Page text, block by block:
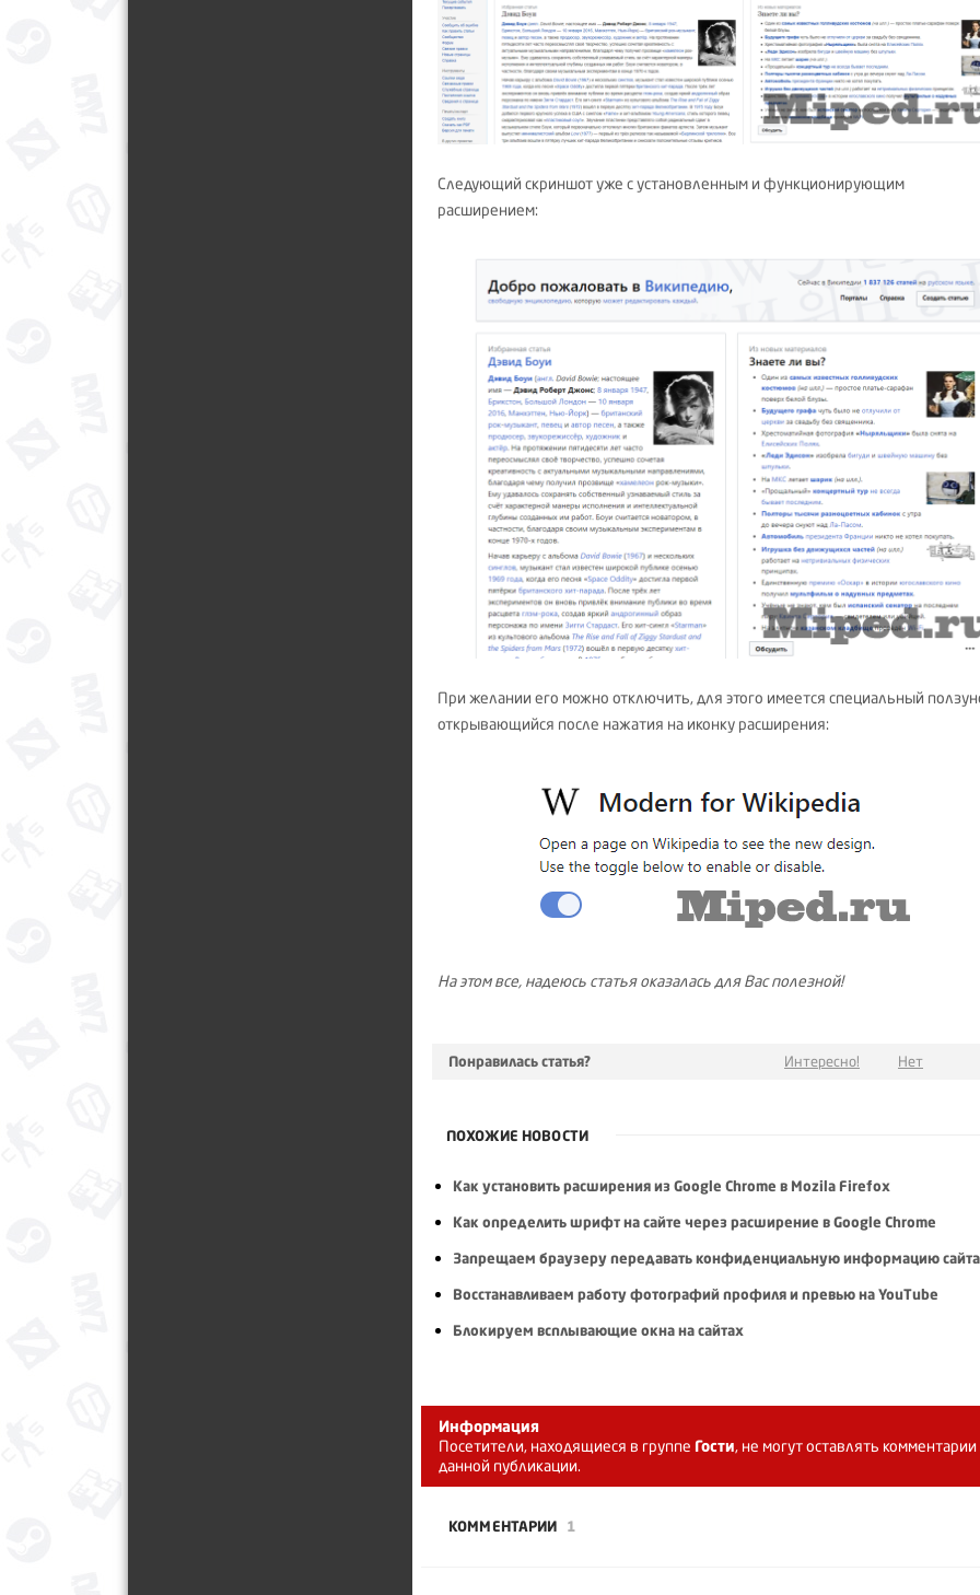
Следующий скриншот уже с установленным и функционирующим
расширением:
При желании его можно отключить, для этого имеется специальный
открывающийся после нажатия на иконку расширения:
На этом все, надеюсь статья оказалась для Вас полезной!
Понравилась статья? Интересно! Нет
ПОХОЖИЕ НОВОСТИ
Как установить расширения из Google Chrome в Mozila Firefox
Как определить шрифт на сайте через расширение в Google Chrome
Запрещаем браузеру передавать конфиденциальную информацию
Восстанавливаем работу фотографий профиля и превью на YouTube
Блокируем всплывающие окна на сайтах
Информация
Посетители, находящиеся в группе Гости, не могут оставлять комментарии
данной публикации.
КОММЕНТАРИИ 1